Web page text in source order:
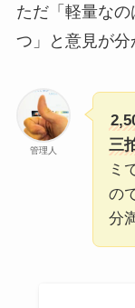
ただ「軽量な
つ」と意見が分
管理人
三
ミ
の
分